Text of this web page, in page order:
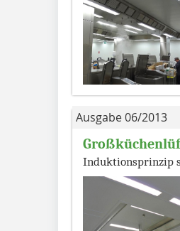
Ausgabe 06/2013
Induktionsprinzip